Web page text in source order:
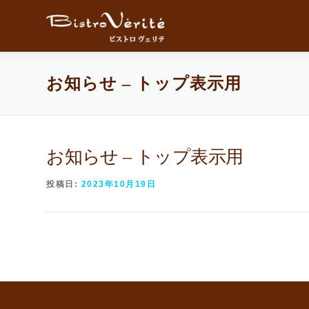
お知らせ – トップ表示用
お知らせ – トップ表示用
投稿日: 2023年10月19日